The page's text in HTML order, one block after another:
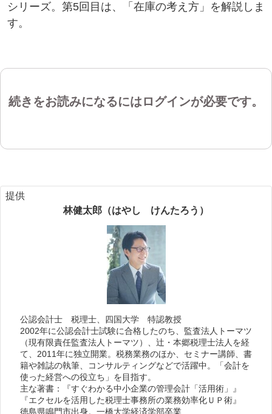
シリーズ。第5回目は、「在庫の考え方」を解説しま
す。
続きをお読みになるにはログインが必要です。
提供
林健太郎（はやし けんたろう）
公認会計士 税理士、四国大学 特認教授
2002年に公認会計士試験に合格したのち、監査法人トーマツ
（現有限責任監査法人トーマツ）、辻・本郷税理士法人を経
て、2011年に独立開業。税務業務のほか、セミナー講師、書
籍や雑誌の執筆、コンサルティングなどで活躍中。「会計を
使った経営への役立ち」を目指す。
主な著書：『すぐわかる中小企業の管理会計「活用術」』
『エクセルを活用した税理士事務所の業務効率化ＵＰ術』
徳島県鳴門市出身。一橋大学経済学部卒業